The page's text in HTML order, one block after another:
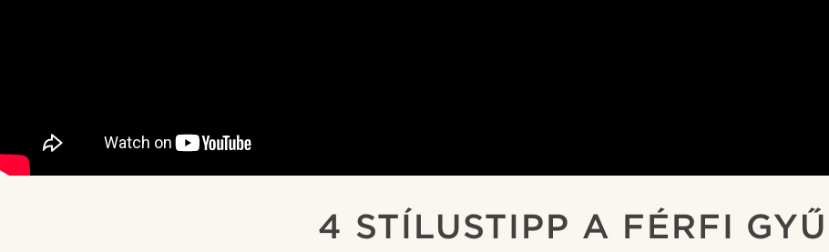
4 STÍLUSTIPP A FÉRFI